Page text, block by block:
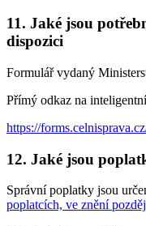
11. Jaké jsou
dispozici
Formulář vydaný
Přímý odkaz na
https://
12. Jaké jsou
Správní poplatky jsou
poplatcích, ve znění